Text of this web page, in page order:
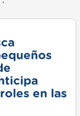
en las